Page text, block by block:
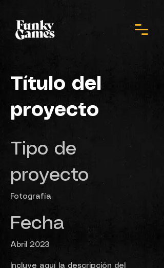
Título del
proyecto
Tipo de
proyecto
Fotografía
Fecha
Abril 2023
Incluye aquí la descripción del